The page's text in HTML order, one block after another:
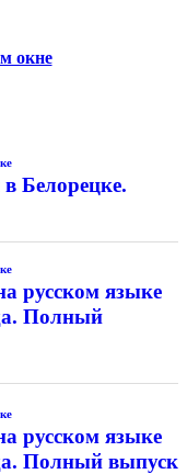
окне
Белорецке.
русском языке
Полный
русском языке
Полный выпуск